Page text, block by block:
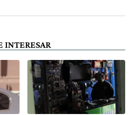
INTERESAR